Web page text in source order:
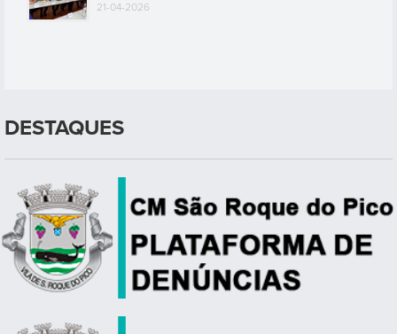
21-04-2026
DESTAQUES